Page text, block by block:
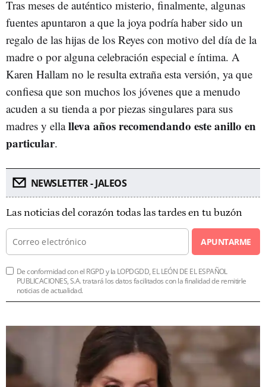
Tras meses de auténtico misterio, finalmente, algunas
fuentes apuntaron a que la joya podría haber sido un
regalo de las hijas de los Reyes con motivo del día de la
madre o por alguna celebración especial e íntima. A
Karen Hallam no le resulta extraña esta versión, ya que
confiesa que son muchos los jóvenes que a menudo
acuden a su tienda a por piezas singulares para sus
madres y ellalleva años recomendando este anillo en
particular.
NEWSLETTER - JALEOS
Las noticias del corazón todas las tardes en tu buzón
APUNTARME
De conformidad con el RGPD y la LOPDGDD, EL LEÓN DE EL ESPAÑOL
PUBLICACIONES, S.A. tratará los datos facilitados con la finalidad de remitirle
noticias de actualidad.